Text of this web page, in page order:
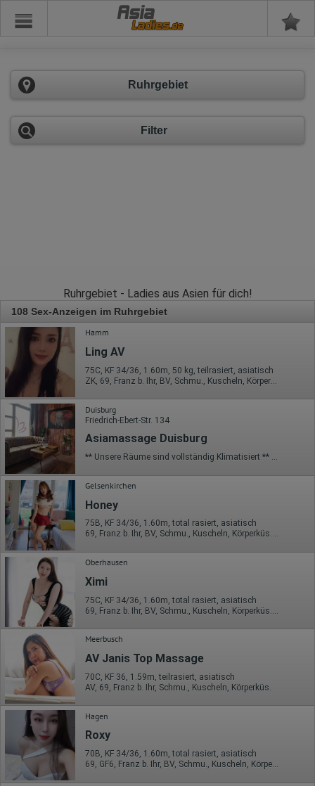
Asia
Ruhrgebiet
Filter
Ruhrgebiet - Ladies aus Asien für dich!
108 Sex-Anzeigen im Ruhrgebiet
Hamm
Ling AV
75C, KF 34/36, 1.60m, 50 kg, teilrasiert, asiatisch
ZK, 69, Franz b. Ihr, BV, Schmu., Kuscheln, Körperküs., DSa
Duisburg
Friedrich-Ebert-Str. 134
Asiamassage Duisburg
** Unsere Räume sind vollständig Klimatisiert ** Genießen Sie chinesische Massagen, die alle Ihre Sinne herausfordern. Erfahren Sie noch heute, wozu zierliche Hände und weiche Haut in der Lage sind. Unsere chinesischen Masseurinnen werden Sie auf eine fernöstliche Reise entführen und Ihnen neue Dimensionen zeigen. Wenn Sie bereits Erfahrungen mit Thai Massagen und ähnlichen Massageformen gesammelt haben, freuen wir uns Sie von einer traditionellen chinesischen Massage überzeugen zu dürfen. Ganz einfach und diskret auch ohne telefonische Reservierung. Kürzere Wartezeiten versüßen wir Ihnen mit leckerem Espresso, einem erfrischenden Getränk und stabiler WLAN Verbindung. Gerne passen wir unsere Massagetechniken während der Massage Behandlung an ihre persönlichen Wünsche an. !!! KEINE EROTIK!!! Öffnungszeiten von Montag bis Sonntag 9.30 - 22.30 Uhr Termine werden nur telefonisch vergeben !!! 0163-8621956
Gelsenkirchen
Honey
75B, KF 34/36, 1.60m, total rasiert, asiatisch
69, Franz b. Ihr, BV, Schmu., Kuscheln, Körperküs., EL, Mast.
Oberhausen
Ximi
75C, KF 34/36, 1.60m, total rasiert, asiatisch
Meerbusch
AV Janis Top Massage
70C, KF 36, 1.59m, teilrasiert, asiatisch
AV, 69, Franz b. Ihr, Schmu., Kuscheln, Körperküs.
Hagen
Roxy
70B, KF 34/36, 1.60m, total rasiert, asiatisch
69, GF6, Franz b. Ihr, BV, Schmu., Kuscheln, Körperküs.